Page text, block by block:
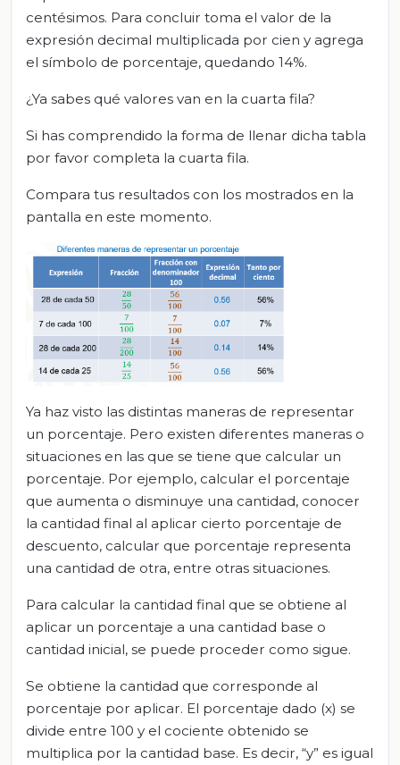
centésimos. Para concluir toma el valor de la
expresión decimal multiplicada por cien y agrega
el símbolo de porcentaje, quedando 14%.
¿Ya sabes qué valores van en la cuarta fila?
Si has comprendido la forma de llenar dicha tabla
por favor completa la cuarta fila.
Compara tus resultados con los mostrados en la
pantalla en este momento.
Ya haz visto las distintas maneras de representar
un porcentaje. Pero existen diferentes maneras o
situaciones en las que se tiene que calcular un
porcentaje. Por ejemplo, calcular el porcentaje
que aumenta o disminuye una cantidad, conocer
la cantidad final al aplicar cierto porcentaje de
descuento, calcular que porcentaje representa
una cantidad de otra, entre otras situaciones.
Para calcular la cantidad final que se obtiene al
aplicar un porcentaje a una cantidad base o
cantidad inicial, se puede proceder como sigue.
Se obtiene la cantidad que corresponde al
porcentaje por aplicar. El porcentaje dado (x) se
divide entre 100 y el cociente obtenido se
multiplica por la cantidad base. Es decir, “y” es igual